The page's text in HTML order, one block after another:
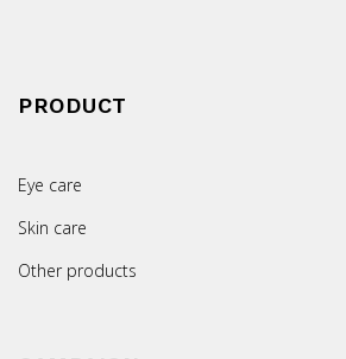
PRODUCT
Eye care
Skin care
Other products